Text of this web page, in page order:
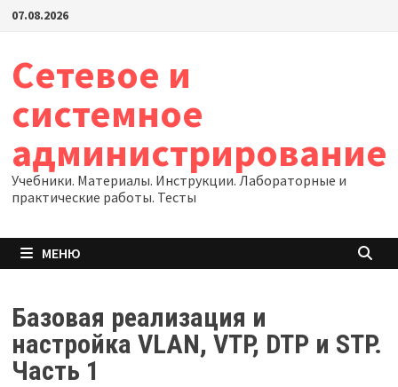
Перейти
07.08.2026
Сетевое и
системное
администрирование
Учебники. Материалы. Инструкции. Лабораторные и
практические работы. Тесты
МЕНЮ
Базовая реализация и
настройка VLAN, VTP, DTP и STP.
Часть 1